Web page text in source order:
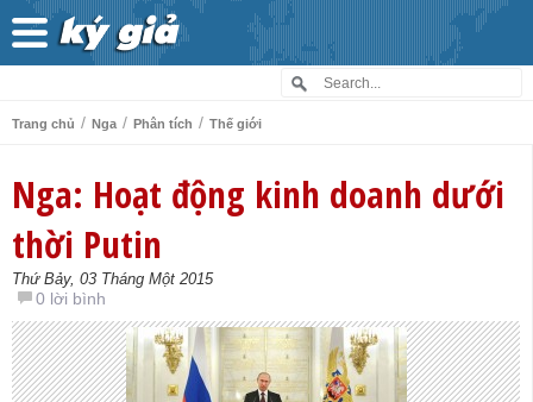
Trang chủ / Nga / Phân tích / Thế giới
Nga: Hoạt động kinh doanh dưới
thời Putin
Thứ Bảy, 03 Tháng Một 2015
0 lời bình